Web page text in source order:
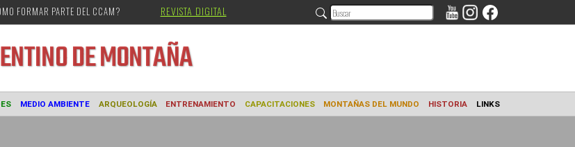
FORMAR PARTE DEL CCAM? REVISTA DIGITAL
DE MONTAÑA
MEDIO AMBIENTE ARQUEOLOGÍA ENTRENAMIENTO CAPACITACIONES MONTAÑAS DEL MUNDO HISTORIA